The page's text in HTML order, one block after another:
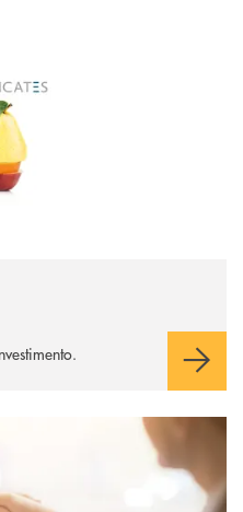
titoli